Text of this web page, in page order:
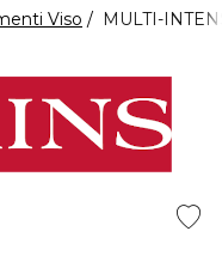
Viso MULTI-